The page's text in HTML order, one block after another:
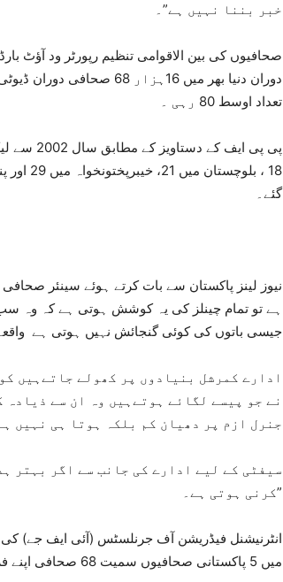
خبر بننا نہیں ہے”۔
دوران دنیا بھر میں
تعداد اوسط 80 رہی ۔
گئے۔
ہے تو تمام چینلز کی یہ کوشش ہوتی ہے کہ وہ سب
جیسی باتوں کی کوئی گنجائش نہیں ہوتی ہے
ادارے کمرشل بنیادوں پر کھولے جاتےہیں
نے جو پیسے لگائے ہوتےہیں وہ ان سے
جنرل ازم پر دھیان کم بلکہ ہوتا ہی نہیں
سیفٹی کے لیے ادارے کی جانب سے اگر بہتر
کرنی ہوتی ہے۔”
انٹرنیشنل فیڈریشن آف جرنلسٹس (آئی ایف جے)
میں 5 پاکستانی صحافیوں سمیت 68 صحافی اپنے فرائض کی ادائیگی کے دوران قتل کردیے گئے۔